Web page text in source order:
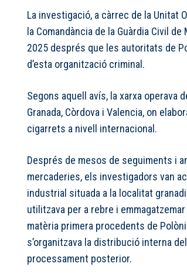
La investigació, a càrrec de la Unitat
la Comandància de la Guàrdia Civil
2025 després que les autoritats de
d’esta organització criminal.
Segons aquell avís, la xarxa operava
Granada, Còrdova i Valencia, on
cigarrets a nivell internacional.
Després de mesos de seguiments i
mercaderies, els investigadors van
industrial situada a la localitat
utilitzava per a rebre i
matèria primera procedents de
s’organitzava la distribució interna
processament posterior.